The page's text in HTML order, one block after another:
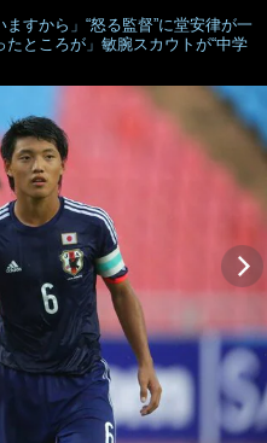
ますから」“怒る監督”に堂安律が一
ところが」敏腕スカウトが“中学